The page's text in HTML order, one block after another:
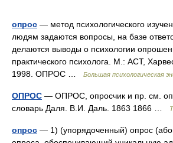
опрос — метод психологического
людям задаются вопросы, на базе
делаются выводы о психологии
практического психолога. М.: АСТ,
1998. ОПРОС …
Большая психологическая
ОПРОС — ОПРОС, опросчик и пр. см.
словарь Даля. В.И. Даль. 1863 1866 …
опрос — 1) (упорядоченный) опрос